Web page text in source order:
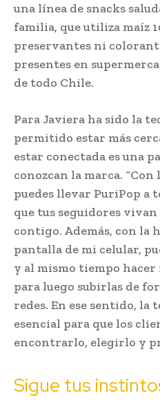
una línea de snacks
familia, que utiliza maíz
preservantes ni
presentes en
de todo Chile.
Para Javiera ha sido la
permitido estar más
estar conectada es una
conozcan la marca. “Con
puedes llevar PuriPop a
que tus seguidores
contigo. Además, con la
pantalla de mi celular,
y al mismo tiempo hacer
para luego subirlas de
redes. En ese sentido, la
esencial para que los
encontrarlo, elegirlo y
Sigue tus